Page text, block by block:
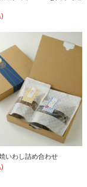
いわし詰め合わせ